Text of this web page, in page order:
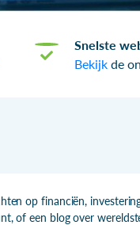
Snelste
Bekijkde
op financiën,
of een blog over